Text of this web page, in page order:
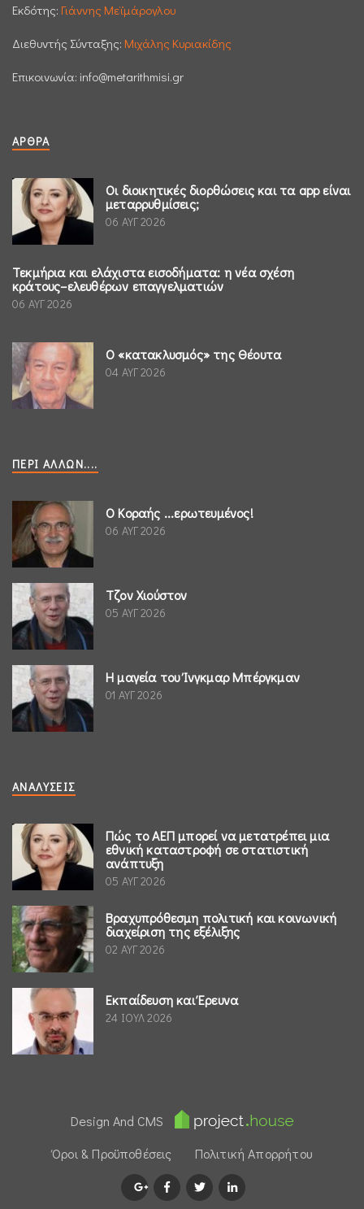
Εκδότης: Γιάννης Μεϊμάρογλου
Διεθυντής Σύνταξης: Μιχάλης Κυριακίδης
Επικοινωνία: info@metarithmisi.gr
ΆΡΘΡΑ
Οι διοικητικές διορθώσεις και τα app είναι
μεταρρυθμίσεις;
06 ΑΥΓ 2026
Τεκμήρια και ελάχιστα εισοδήματα: η νέα σχέση
κράτους–ελευθέρων επαγγελματιών
06 ΑΥΓ 2026
Ο «κατακλυσμός» της Θέουτα
04 ΑΥΓ 2026
ΠΕΡΊ ΆΛΛΩΝ....
Ο Κοραής ...ερωτευμένος!
06 ΑΥΓ 2026
Τζον Χιούστον
05 ΑΥΓ 2026
Η μαγεία του Ίνγκμαρ Μπέργκμαν
01 ΑΥΓ 2026
ΑΝΑΛΎΣΕΙΣ
Πώς το ΑΕΠ μπορεί να μετατρέπει μια
εθνική καταστροφή σε στατιστική
ανάπτυξη
05 ΑΥΓ 2026
Βραχυπρόθεσμη πολιτική και κοινωνική
διαχείριση της εξέλιξης
02 ΑΥΓ 2026
Εκπαίδευση και Έρευνα
24 ΙΟΥΛ 2026
Design And CMS
Όροι & Προϋποθέσεις
Πολιτική Απορρήτου